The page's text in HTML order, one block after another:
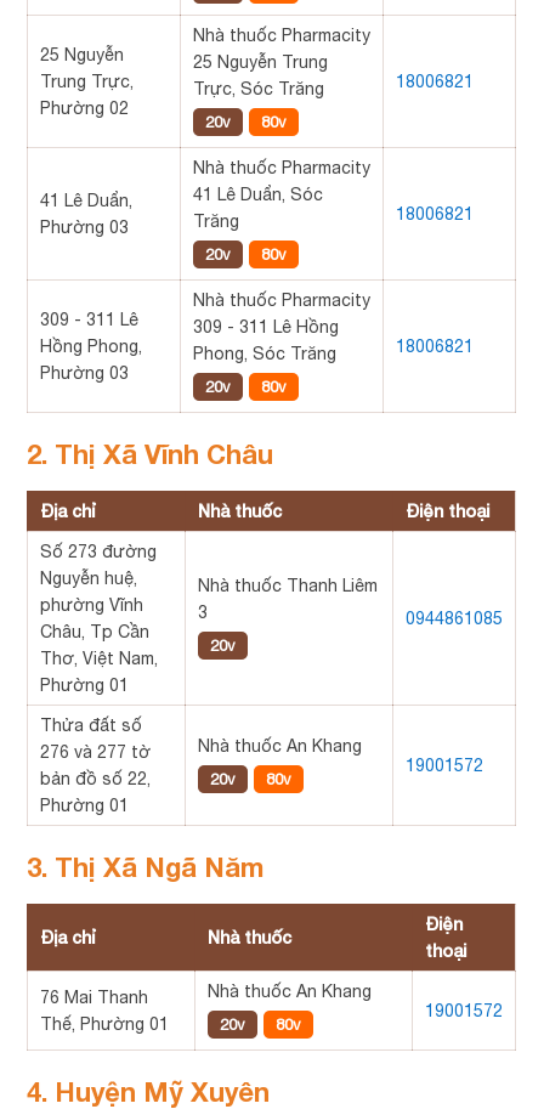
25 Nguyễn
Trung Trực,
Phường 02
Nhà thuốc Pharmacity
25 Nguyễn Trung
Trực, Sóc Trăng
20v 80v
18006821
41 Lê Duẩn,
Phường 03
Nhà thuốc Pharmacity
41 Lê Duẩn, Sóc
Trăng
20v 80v
18006821
309 - 311 Lê
Hồng Phong,
Phường 03
Nhà thuốc Pharmacity
309 - 311 Lê Hồng
Phong, Sóc Trăng
20v 80v
18006821
2. Thị Xã Vĩnh Châu
Địa chỉ Nhà thuốc Điện thoại
Số 273 đường
Nguyễn huệ,
phường Vĩnh
Châu, Tp Cần
Thơ, Việt Nam,
Phường 01
Nhà thuốc Thanh Liêm
3
20v
0944861085
Thửa đất số
276 và 277 tờ
bản đồ số 22,
Phường 01
Nhà thuốc An Khang
20v 80v
19001572
3. Thị Xã Ngã Năm
Địa chỉ Nhà thuốc
Điện
thoại
76 Mai Thanh
Thế, Phường 01
Nhà thuốc An Khang
20v 80v
19001572
4. Huyện Mỹ Xuyên